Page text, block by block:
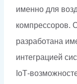
именно для
компрессоров.
разработана
интеграцией